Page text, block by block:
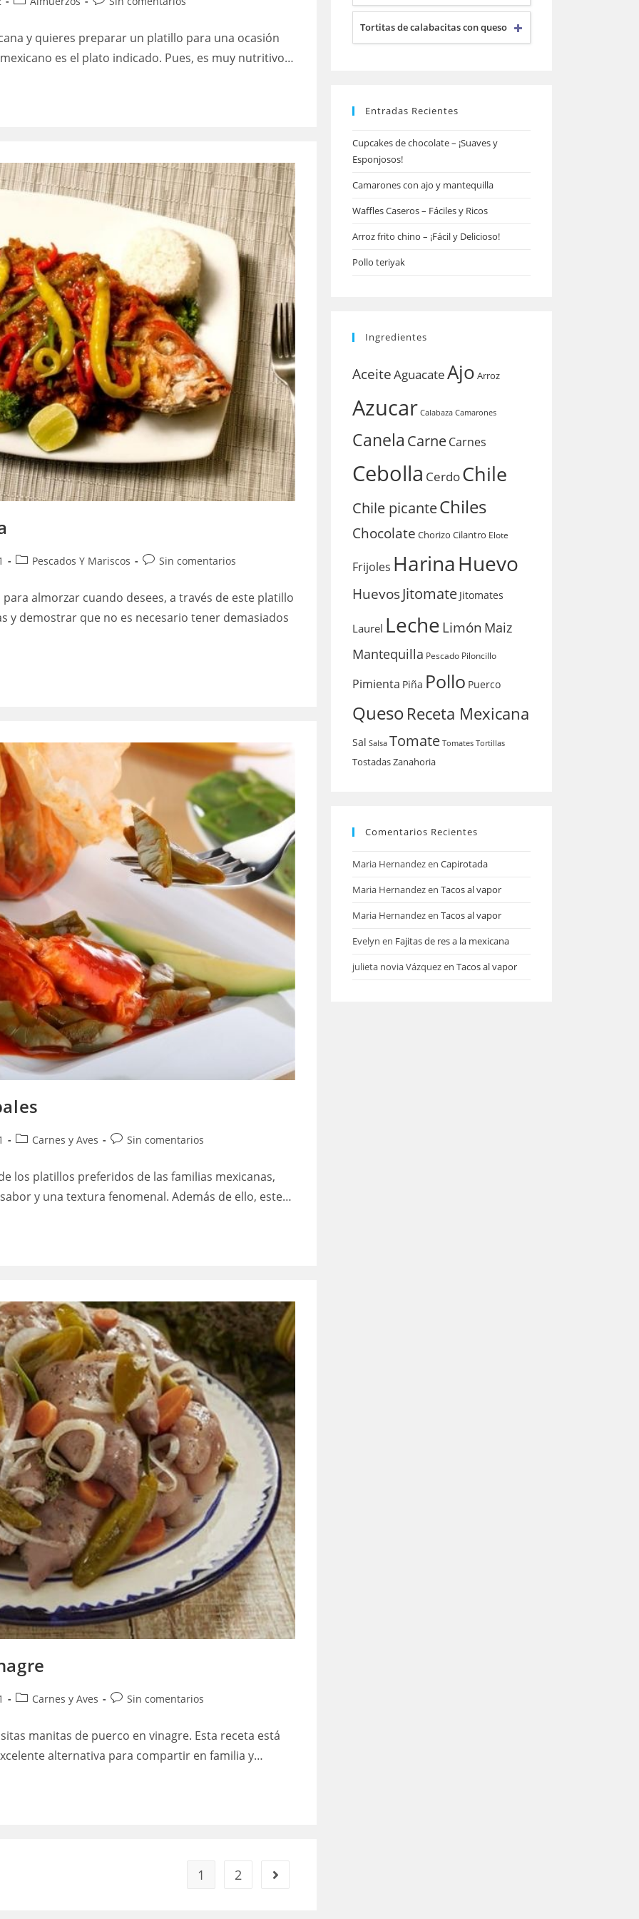
entrada:
entrada:
y quieres preparar un platillo para una ocasión
es el plato indicado. Pues, es muy nutritivo…
Categoría
entrada:
Pescados Y Mariscos
Comentarios
entrada:
Sin comentarios
almorzar cuando desees, a través de este platillo
y demostrar que no es necesario tener demasiados
Categoría
la
entrada:
Carnes y Aves
Comentarios
la
entrada:
Sin comentarios
los platillos preferidos de las familias mexicanas,
y una textura fenomenal. Además de ello, este…
Categoría
entrada:
Carnes y Aves
Comentarios
entrada:
Sin comentarios
manitas de puerco en vinagre. Esta receta está
alternativa para compartir en familia y…
1 2 Ir a la página siguiente
Tortitas de calabacitas con queso
Entradas Recientes
Cupcakes de chocolate – ¡Suaves y
Esponjosos!
Camarones con ajo y mantequilla
Waffles Caseros – Fáciles y Ricos
Arroz frito chino – ¡Fácil y Delicioso!
Pollo teriyak
Ingredientes
AceiteAguacateAjo Arroz
Azucar Calabaza Camarones
Canela CarneCarnes
Cebolla CerdoChile
Chile picanteChiles
Chocolate Chorizo Cilantro Elote
Frijoles HarinaHuevo
HuevosJitomate Jitomates
Laurel LecheLimón Maiz
Mantequilla Pescado Piloncillo
Pimienta Piña Pollo Puerco
QuesoReceta Mexicana
Sal Salsa Tomate Tomates Tortillas
TostadasZanahoria
Comentarios Recientes
Maria Hernandezen Capirotada
Maria Hernandezen Tacos al vapor
Maria Hernandezen Tacos al vapor
Evelyn en Fajitas de res a la mexicana
julieta novia Vázquezen Tacos al vapor